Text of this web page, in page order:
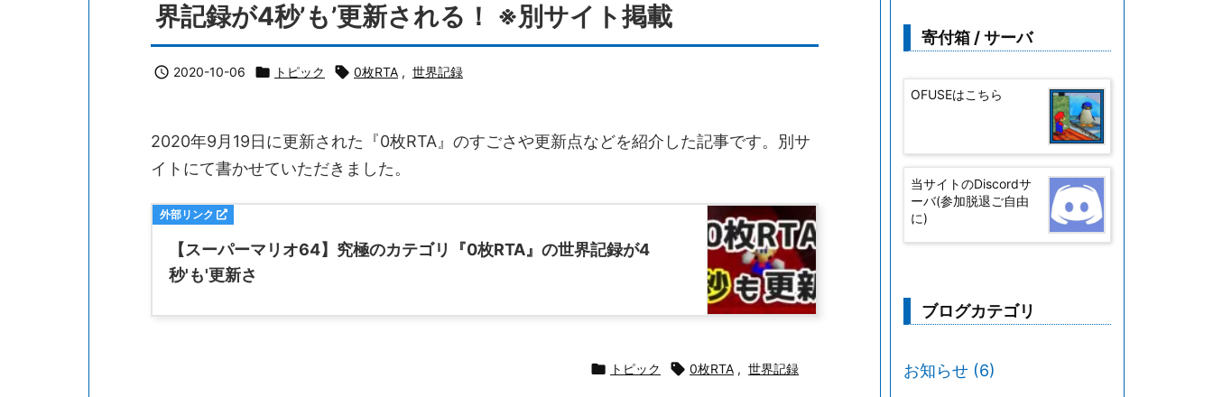
界記録が4秒’も’更新される！ ※別サイト掲載
 2020-10-06  トピック  0枚RTA , 世界記録
2020年9月19日に更新された『0枚RTA』のすごさや更新点などを紹介した記事です。別サ
イトにて書かせていただきました。
【スーパーマリオ64】究極のカテゴリ『0枚RTA』の世界記録が4
秒'も'更新さ
 トピック  0枚RTA , 世界記録
寄付箱 / サーバ
OFUSEはこちら
当サイトのDiscordサ
ーバ(参加脱退ご自由
に)
ブログカテゴリ
お知らせ (6)